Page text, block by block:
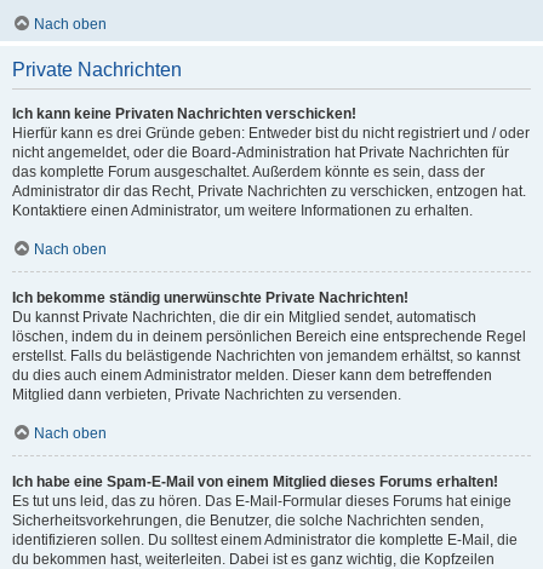
Nach oben
Private Nachrichten
Ich kann keine Privaten Nachrichten verschicken!
Hierfür kann es drei Gründe geben: Entweder bist du nicht registriert und / oder
nicht angemeldet, oder die Board-Administration hat Private Nachrichten für
das komplette Forum ausgeschaltet. Außerdem könnte es sein, dass der
Administrator dir das Recht, Private Nachrichten zu verschicken, entzogen hat.
Kontaktiere einen Administrator, um weitere Informationen zu erhalten.
Nach oben
Ich bekomme ständig unerwünschte Private Nachrichten!
Du kannst Private Nachrichten, die dir ein Mitglied sendet, automatisch
löschen, indem du in deinem persönlichen Bereich eine entsprechende Regel
erstellst. Falls du belästigende Nachrichten von jemandem erhältst, so kannst
du dies auch einem Administrator melden. Dieser kann dem betreffenden
Mitglied dann verbieten, Private Nachrichten zu versenden.
Nach oben
Ich habe eine Spam-E-Mail von einem Mitglied dieses Forums erhalten!
Es tut uns leid, das zu hören. Das E-Mail-Formular dieses Forums hat einige
Sicherheitsvorkehrungen, die Benutzer, die solche Nachrichten senden,
identifizieren sollen. Du solltest einem Administrator die komplette E-Mail, die
du bekommen hast, weiterleiten. Dabei ist es ganz wichtig, die Kopfzeilen